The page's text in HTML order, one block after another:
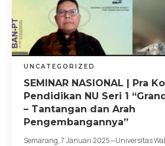
UNCATEGORIZED
SEMINAR NASIONAL | Pra
Pendidikan NU Seri 1
– Tantangan dan Arah
Pengembangannya”
Semarang, 7 Januari 2025—Universitas